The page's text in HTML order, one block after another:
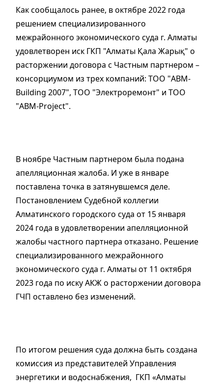
Как сообщалось ранее, в октябре 2022 года
решением специализированного
межрайонного экономического суда г. Алматы
удовлетворен иск ГКП "Алматы Қала Жарық" о
расторжении договора с Частным партнером –
консорциумом из трех компаний: ТОО "ABM-
Вuilding 2007", ТОО "Электроремонт" и ТОО
"ABM-Project".
В ноябре Частным партнером была подана
апелляционная жалоба. И уже в январе
поставлена точка в затянувшемся деле.
Постановлением Судебной коллегии
Алматинского городского суда от 15 января
2024 года в удовлетворении апелляционной
жалобы частного партнера отказано. Решение
специализированного межрайонного
экономического суда г. Алматы от 11 октября
2023 года по иску АКЖ о расторжении договора
ГЧП оставлено без изменений.
По итогом решения суда должна быть создана
комиссия из представителей Управления
энергетики и водоснабжения, ГКП «Алматы